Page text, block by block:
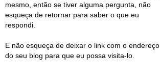
mesmo, então se tiver alguma pergunta, não
esqueça de retornar para saber o que eu
respondi.
E não esqueça de deixar o link com o endereço
do seu blog para que eu possa visita-lo.